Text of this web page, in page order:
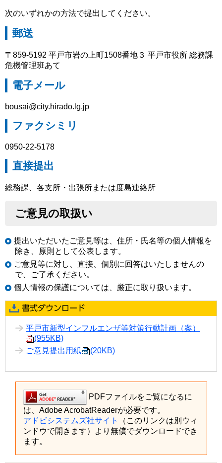
次のいずれかの方法で提出してください。
郵送
〒859-5192 平戸市岩の上町1508番地３ 平戸市役所 総務課
危機管理班あて
電子メール
bousai@city.hirado.lg.jp
ファクシミリ
0950-22-5178
直接提出
総務課、各支所・出張所または度島連絡所
ご意見の取扱い
提出いただいたご意見等は、住所・氏名等の個人情報を
除き、原則として公表します。
ご意見等に対し、直接、個別に回答はいたしませんの
で、ご了承ください。
個人情報の保護については、厳正に取り扱います。
平戸市新型インフルエンザ等対策行動計画（案）
(955KB)
ご意見提出用紙
(20KB)
PDFファイルをご覧になるに
は、Adobe AcrobatReaderが必要です。
アドビシステムズ社サイト
（このリンクは別ウィ
ンドウで開きます）より無償でダウンロードでき
ます。